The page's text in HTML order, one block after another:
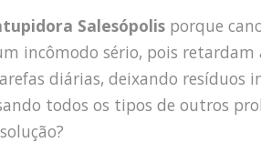
Salesópolis porque
incômodo sério, pois retardam
diárias, deixando resíduos
todos os tipos de outros